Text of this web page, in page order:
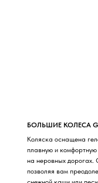
Коляска оснащена
плавную и комфортную
на неровных дорогах.
позволяя вам
БОЛЬШИЕ КОЛЕСА